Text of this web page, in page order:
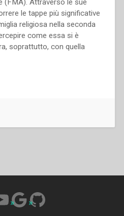
le tappe più significative
religiosa nella seconda
come essa si è
soprattutto, con quella
Google
GitHub